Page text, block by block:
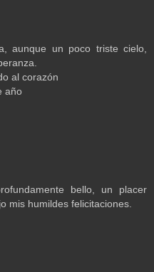
aunque un poco triste cielo,
al corazón
año
bello, un placer
mis humildes felicitaciones.